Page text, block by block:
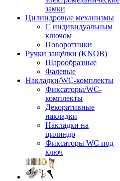
замки
Цилиндровые механизмы
С индивидуальным
ключом
Поворотники
Ручки защёлки (KNOB)
Шарообразные
Фалевые
Накладки/WC-комплекты
Фиксаторы/WC-
комплекты
Декоративные
накладки
Накладки на
цилиндр
Фиксаторы WC под
ключ